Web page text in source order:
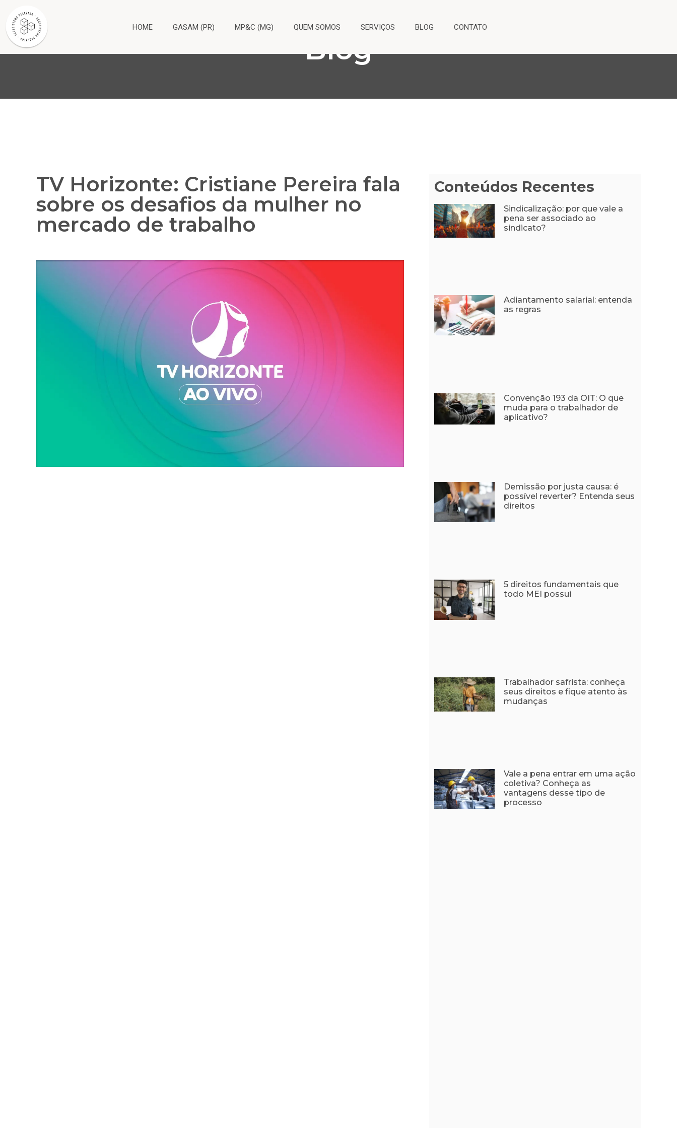
HOME GASAM (PR) MP&C (MG) QUEM SOMOS SERVIÇOS BLOG CONTATO
Blog
TV Horizonte: Cristiane Pereira fala
sobre os desafios da mulher no
mercado de trabalho
Conteúdos Recentes
Sindicalização: por que vale a
pena ser associado ao
sindicato?
Adiantamento salarial: entenda
as regras
Convenção 193 da OIT: O que
muda para o trabalhador de
aplicativo?
Demissão por justa causa: é
possível reverter? Entenda seus
direitos
5 direitos fundamentais que
todo MEI possui
Trabalhador safrista: conheça
seus direitos e fique atento às
mudanças
Vale a pena entrar em uma ação
coletiva? Conheça as
vantagens desse tipo de
processo